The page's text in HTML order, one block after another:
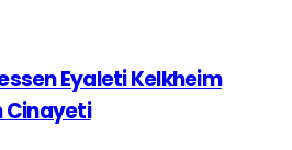
Eyaleti Kelkheim
Cinayeti